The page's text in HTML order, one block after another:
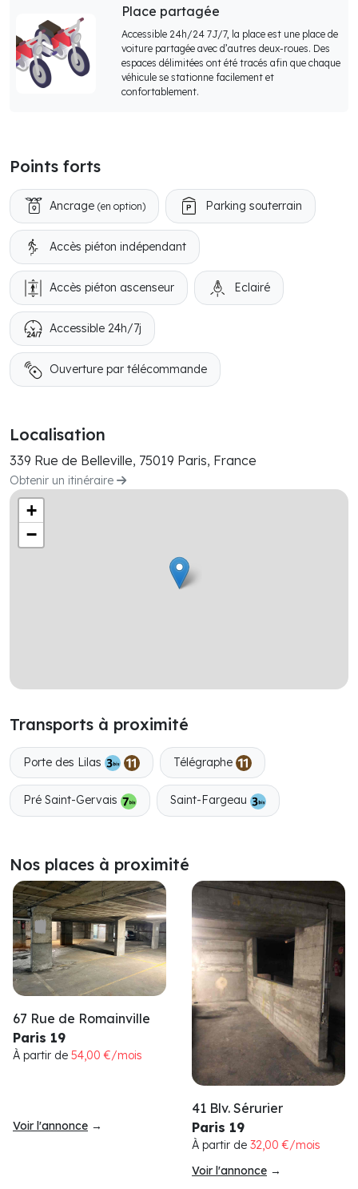
Place partagée
Accessible 24h/24 7J/7, la place est une place de
voiture partagée avec d’autres deux-roues. Des
espaces délimitées ont été tracés afin que chaque
véhicule se stationne facilement et
confortablement.
Points forts
Ancrage (en option) Parking souterrain
Accès piéton indépendant
Accès piéton ascenseur Eclairé
Accessible 24h/7j
Ouverture par télécommande
Localisation
339 Rue de Belleville, 75019 Paris, France
Obtenir un itinéraire
+
−
Transports à proximité
Porte des Lilas Télégraphe
Pré Saint-Gervais Saint-Fargeau
Nos places à proximité
67 Rue de Romainville
Paris 19
À partir de 54,00 €/mois
Voir l'annonce →
41 Blv. Sérurier
Paris 19
À partir de 32,00 €/mois
Voir l'annonce →